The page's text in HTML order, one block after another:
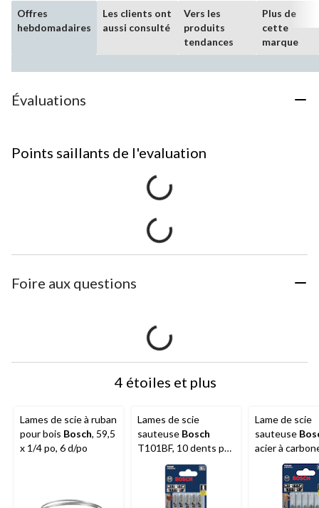
Offres
hebdomadaires
Les clients ont
aussi consulté
Vers les
produits
tendances
Plus de
cette
marque
Évaluations
Points saillants de l'evaluation
Foire aux questions
4 étoiles et plus
Lames de scie à ruban
pour bois Bosch, 59,5
x 1/4 po, 6 d/po
Lames de scie
sauteuse Bosch
T101BF, 10 dents par
pouce en carbure,
pour le bois, 4 po, paq.
Lame de scie
sauteuse
acier à
pour bois,
plastique,